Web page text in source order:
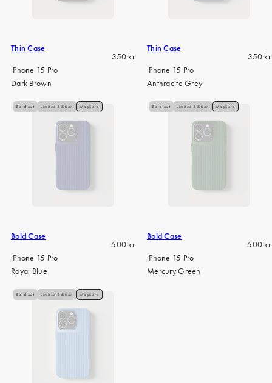
Thin Case
Regular
350 kr
iPhone 15 Pro
Dark Brown
Thin Case
350 kr
iPhone 15 Pro
Anthracite Grey
Sold out Limited Edition MagSafe
Bold Case
Regular
500 kr
iPhone 15 Pro
Royal Blue
Sold out Limited Edition MagSafe
Bold Case
500 kr
iPhone 15 Pro
Mercury Green
Sold out Limited Edition MagSafe